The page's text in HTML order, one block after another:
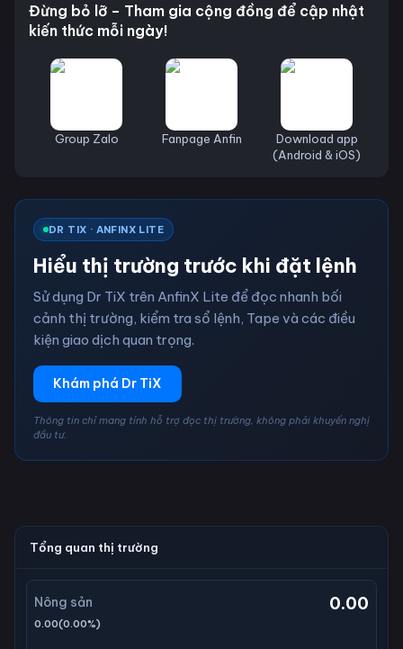
Đừng bỏ lỡ – Tham gia cộng đồng để cập nhật
kiến thức mỗi ngày!
Group Zalo Fanpage Anfin
Download app
(Android & iOS)
DR TIX · ANFINX LITE
Hiểu thị trường trước khi đặt lệnh
Sử dụng Dr TiX trên AnfinX Lite để đọc nhanh bối
cảnh thị trường, kiểm tra sổ lệnh, Tape và các điều
kiện giao dịch quan trọng.
Khám phá Dr TiX
Thông tin chỉ mang tính hỗ trợ đọc thị trường, không phải khuyến nghị
đầu tư.
Tổng quan thị trường
Nông sản 0.00
0.00(0.00%)